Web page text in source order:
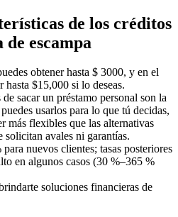
de los créditos
de escampa
obtener hasta $ 3000, y en el
hasta $15,000 si lo deseas.
sacar un préstamo personal son la
usarlos para lo que tú decidas,
más flexibles que las alternativas
solicitan avales ni garantías.
nuevos clientes; tasas posteriores
en algunos casos (30 %–365 %
soluciones financieras de